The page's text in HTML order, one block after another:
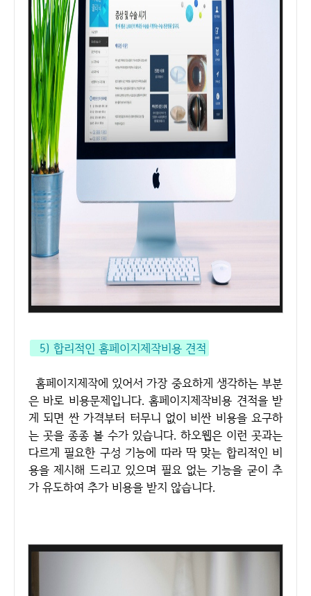
5) 합리적인 홈페이지제작비용 견적
홈페이지제작에 있어서 가장 중요하게 생각하는 부분
은 바로 비용문제입니다. 홈페이지제작비용 견적을 받
게 되면 싼 가격부터 터무니 없이 비싼 비용을 요구하
는 곳을 종종 볼 수가 있습니다. 하오웹은 이런 곳과는
다르게 필요한 구성 기능에 따라 딱 맞는 합리적인 비
용을 제시해 드리고 있으며 필요 없는 기능을 굳이 추
가 유도하여 추가 비용을 받지 않습니다.